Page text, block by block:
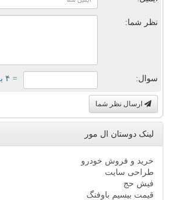
نظر شما:
سوال: = ۴ بعلاوه ۱
ارسال نظر شما
لینک دوستان ال مور
خرید و فروش خودرو
طراحی سایت
فیش حج
قیمت بیسیم باوفنگ